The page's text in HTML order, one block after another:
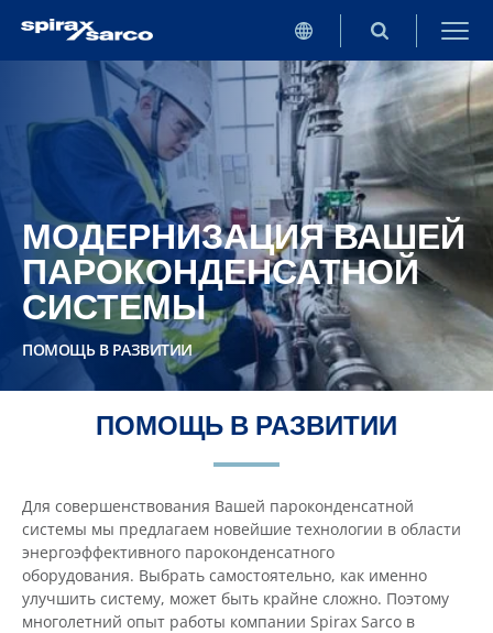
МОДЕРНИЗАЦИЯ ВАШЕЙ
ПАРОКОНДЕНСАТНОЙ
СИСТЕМЫ
ПОМОЩЬ В РАЗВИТИИ
ПОМОЩЬ В РАЗВИТИИ
Для совершенствования Вашей пароконденсатной
системы мы предлагаем новейшие технологии в области
энергоэффективного пароконденсатного
оборудования. Выбрать самостоятельно, как именно
улучшить систему, может быть крайне сложно. Поэтому
многолетний опыт работы компании Spirax Sarco в